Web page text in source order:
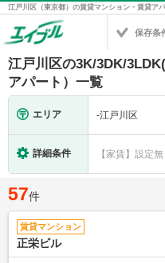
保存条
江戸川区の3K/3DK/
アパート）一覧
エリア -江戸川区
詳細条件 【家賃】設定無
57件
賃貸マンション
正栄ビル